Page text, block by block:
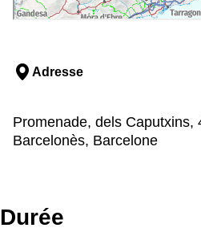
Adresse
Promenade, dels Caputxins,
Barcelonès, Barcelone
Durée